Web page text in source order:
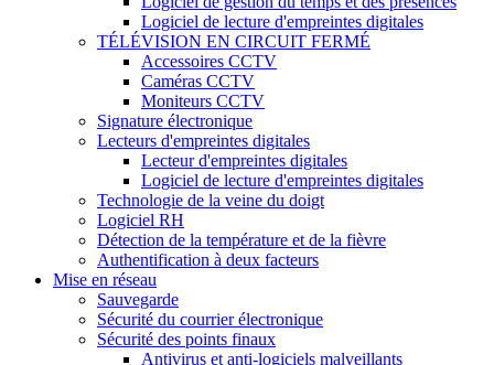
Logiciel de lecture d'empreintes digitales
TÉLÉVISION EN CIRCUIT FERMÉ
Accessoires CCTV
Caméras CCTV
Moniteurs CCTV
Signature électronique
Lecteurs d'empreintes digitales
Lecteur d'empreintes digitales
Logiciel de lecture d'empreintes digitales
Technologie de la veine du doigt
Logiciel RH
Détection de la température et de la fièvre
Authentification à deux facteurs
Mise en réseau
Sauvegarde
Sécurité du courrier électronique
Sécurité des points finaux
Antivirus et anti-logiciels malveillants